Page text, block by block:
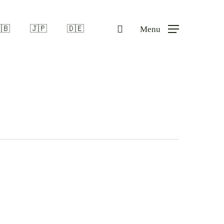
🇯🇵 🇩🇪 searchMenu